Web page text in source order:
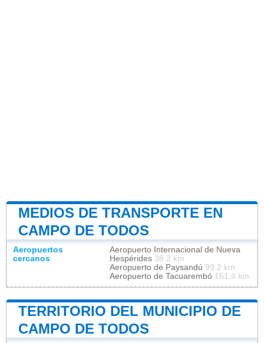
MEDIOS DE TRANSPORTE EN
CAMPO DE TODOS
Aeropuertos
cercanos
Aeropuerto Internacional de Nueva
Hespérides 38.2 km
Aeropuerto de Paysandú 99.2 km
Aeropuerto de Tacuarembó 161.4 km
TERRITORIO DEL MUNICIPIO DE
CAMPO DE TODOS